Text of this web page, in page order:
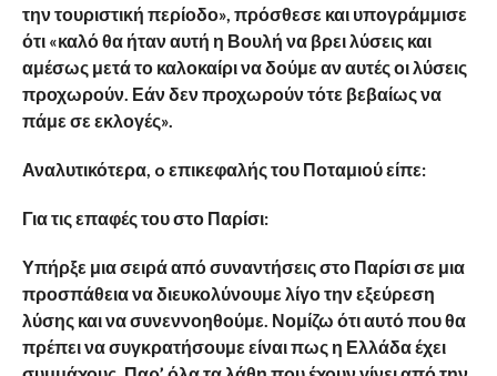
την τουριστική περίοδο», πρόσθεσε και υπογράμμισε
ότι «καλό θα ήταν αυτή η Βουλή να βρει λύσεις και
αμέσως μετά το καλοκαίρι να δούμε αν αυτές οι λύσεις
προχωρούν. Εάν δεν προχωρούν τότε βεβαίως να
πάμε σε εκλογές».
Αναλυτικότερα, o επικεφαλής του Ποταμιού είπε:
Για τις επαφές του στο Παρίσι:
Υπήρξε μια σειρά από συναντήσεις στο Παρίσι σε μια
προσπάθεια να διευκολύνουμε λίγο την εξεύρεση
λύσης και να συνεννοηθούμε. Νομίζω ότι αυτό που θα
πρέπει να συγκρατήσουμε είναι πως η Ελλάδα έχει